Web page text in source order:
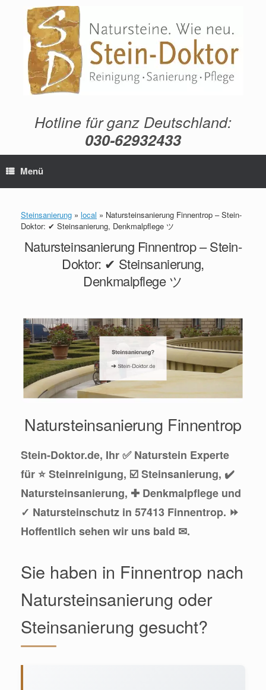
springen
Hotline für ganz Deutschland:
030-62932433
Menü
Steinsanierung » local » Natursteinsanierung Finnentrop – Stein-
Doktor: ✔ Steinsanierung, Denkmalpflege ツ
Natursteinsanierung Finnentrop – Stein-
Doktor: ✔ Steinsanierung,
Denkmalpflege ツ
Natursteinsanierung Finnentrop
Stein-Doktor.de, Ihr ✅ Naturstein Experte
für ⭐ Steinreinigung, ☑️ Steinsanierung, ✔️
Natursteinsanierung, ✚ Denkmalpflege und
✓ Natursteinschutz in 57413 Finnentrop. ⏩
Hoffentlich sehen wir uns bald ✉.
Sie haben in Finnentrop nach
Natursteinsanierung oder
Steinsanierung gesucht?